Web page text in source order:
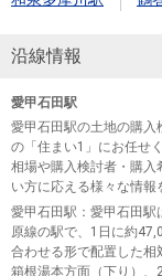
沿線情報
愛甲石田駅
愛甲石田駅の土地の購入
の「住まい1」にお任せ
相場や購入検討者・購入
い方に応える様々な情報
愛甲石田駅 ：愛甲石田
原線の駅で、1日に約
合わせる形で配置した相
箱根湯本方面（下り）